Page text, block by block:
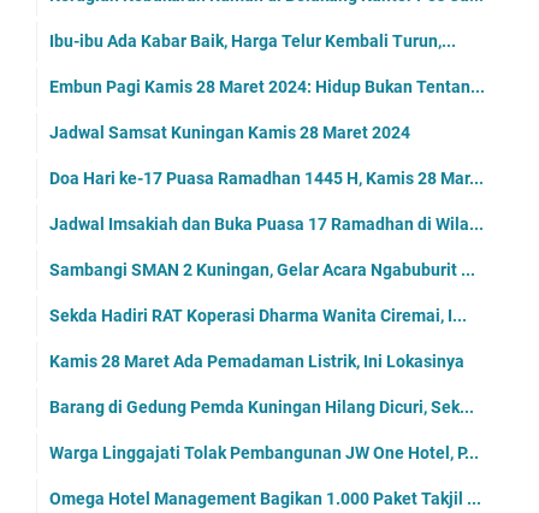
Ibu-ibu Ada Kabar Baik, Harga Telur Kembali Turun,...
Embun Pagi Kamis 28 Maret 2024: Hidup Bukan Tentan...
Jadwal Samsat Kuningan Kamis 28 Maret 2024
Doa Hari ke-17 Puasa Ramadhan 1445 H, Kamis 28 Mar...
Jadwal Imsakiah dan Buka Puasa 17 Ramadhan di Wila...
Sambangi SMAN 2 Kuningan, Gelar Acara Ngabuburit ...
Sekda Hadiri RAT Koperasi Dharma Wanita Ciremai, I...
Kamis 28 Maret Ada Pemadaman Listrik, Ini Lokasinya
Barang di Gedung Pemda Kuningan Hilang Dicuri, Sek...
Warga Linggajati Tolak Pembangunan JW One Hotel, P...
Omega Hotel Management Bagikan 1.000 Paket Takjil ...